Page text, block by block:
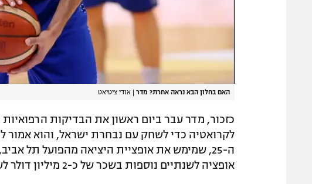
האם בחלון הבא נראה אחרת? מדר | אודי ציטיאט
כזכור, מדר עבר ביום ראשון את הבדיקות
לקרואטיה כדי לשחק עם נבחרת ישראל, והוא אמור
ה-25, שמימש את אופציית היציאה מהפועל תל
אופציה לשנתיים נוספות בשכר של כ-2 מיליון דולר לעונה.